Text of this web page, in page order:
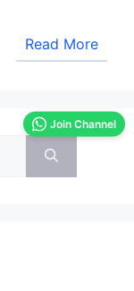
Read More
Join Channel